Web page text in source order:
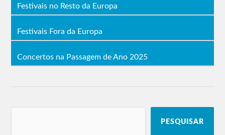
Festivais no Resto da Europa
Festivais Fora da Europa
Concertos na Passagem de Ano 2025
PESQUISAR